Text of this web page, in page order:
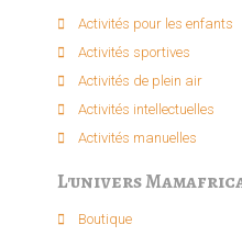
Activités pour les enfants​
Activités sportives​
Activités de plein air​
Activités intellectuelle​s
Activités manuelles​
L'univers
Boutique